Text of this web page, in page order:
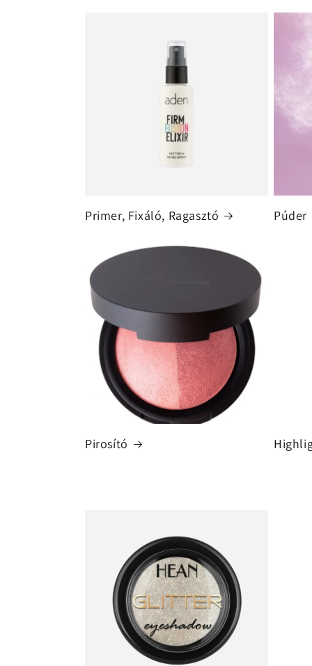
Primer, Fixáló, Ragasztó Púder
Pirosító